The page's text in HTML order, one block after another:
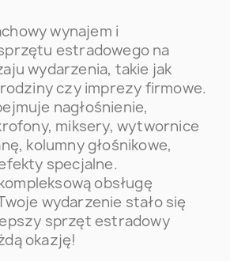
wynajem i
estradowego na
wydarzenia, takie jak
czy imprezy firmowe.
nagłośnienie,
miksery, wytwornice
kolumny głośnikowe,
specjalne.
obsługę
wydarzenie stało się
sprzęt estradowy
okazję!